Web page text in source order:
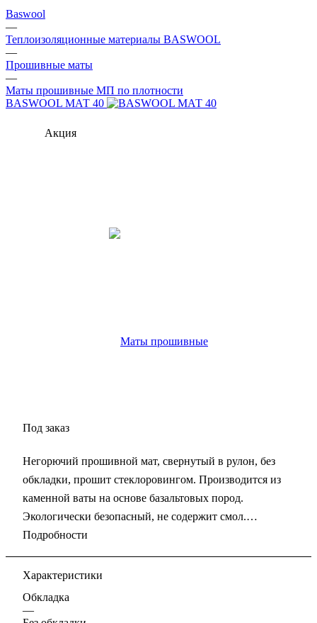
Baswool
—
Теплоизоляционные материалы BASWOOL
—
Прошивные маты
—
Маты прошивные МП по плотности
BASWOOL МАТ 40
Акция
Под заказ
Негорючий прошивной мат, свернутый в рулон, без
обкладки, прошит стеклоровингом. Производится из
каменной ваты на основе базальтовых пород.
Экологически безопасный, не содержит смол.
Подробности
Характеристики
Обкладка
—